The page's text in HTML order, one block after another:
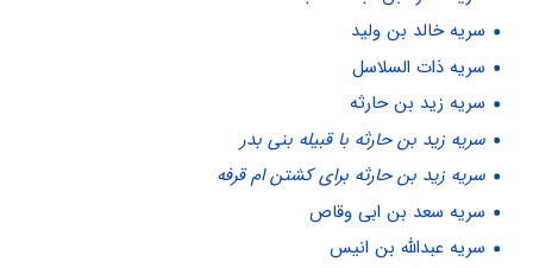
سریه خالد بن ولید
سریه ذات السلاسل
سریه زید بن حارثه
سریه زید بن حارثه با قبیله بنی بدر
سریه زید بن حارثه برای کشتن ام قرفه
سریه سعد بن ابی وقاص
سریه عبدالله بن انیس